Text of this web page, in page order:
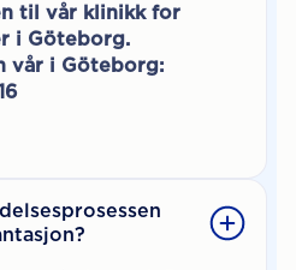
til vår klinikk for
i Göteborg.
vår i Göteborg: